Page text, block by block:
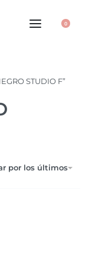
0
STUDIO F”
por los últimos